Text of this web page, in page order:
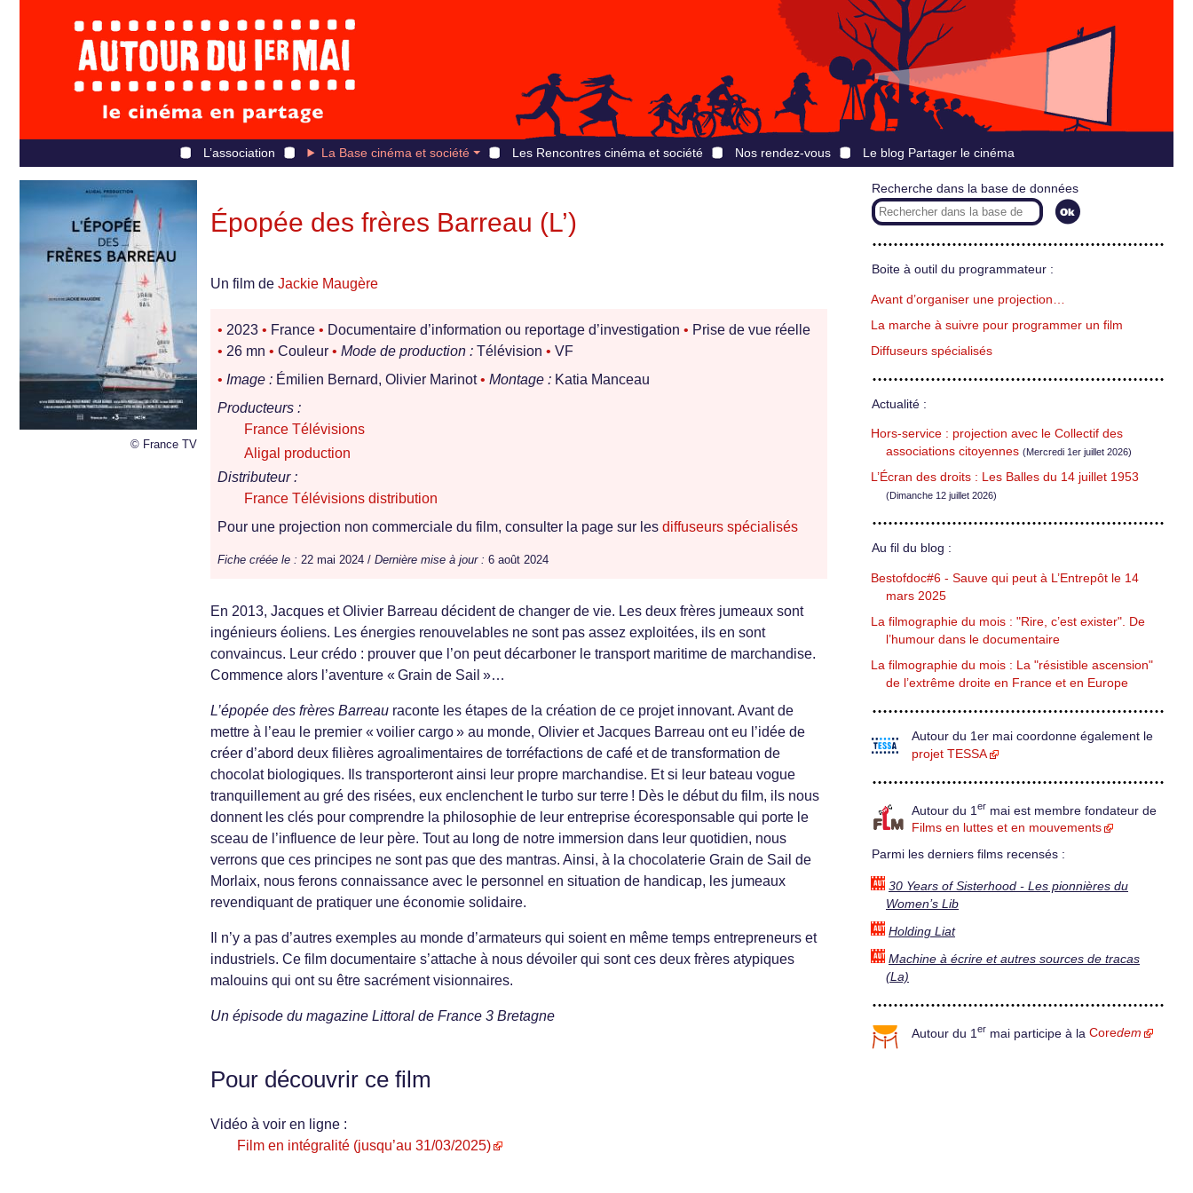
L’association La Base cinéma et société Les Rencontres cinéma et société Nos rendez-vous Le blog Partager le cinéma
© France TV
Épopée des frères Barreau (L’)
Un film de Jackie Maugère
• 2023 • France • Documentaire d’information ou reportage d’investigation • Prise de vue réelle
• 26 mn • Couleur • Mode de production : Télévision • VF
• Image : Émilien Bernard, Olivier Marinot• Montage : Katia Manceau
Producteurs :
France Télévisions
Aligal production
Distributeur :
France Télévisions distribution
Pour une projection non commerciale du film, consulter la page sur les diffuseurs spécialisés
Fiche créée le : 22 mai 2024 / Dernière mise à jour : 6 août 2024
En 2013, Jacques et Olivier Barreau décident de changer de vie. Les deux frères jumeaux sont
ingénieurs éoliens. Les énergies renouvelables ne sont pas assez exploitées, ils en sont
convaincus. Leur crédo : prouver que l’on peut décarboner le transport maritime de marchandise.
Commence alors l’aventure « Grain de Sail »…
L’épopée des frères Barreau raconte les étapes de la création de ce projet innovant. Avant de
mettre à l’eau le premier « voilier cargo » au monde, Olivier et Jacques Barreau ont eu l’idée de
créer d’abord deux filières agroalimentaires de torréfactions de café et de transformation de
chocolat biologiques. Ils transporteront ainsi leur propre marchandise. Et si leur bateau vogue
tranquillement au gré des risées, eux enclenchent le turbo sur terre ! Dès le début du film, ils nous
donnent les clés pour comprendre la philosophie de leur entreprise écoresponsable qui porte le
sceau de l’influence de leur père. Tout au long de notre immersion dans leur quotidien, nous
verrons que ces principes ne sont pas que des mantras. Ainsi, à la chocolaterie Grain de Sail de
Morlaix, nous ferons connaissance avec le personnel en situation de handicap, les jumeaux
revendiquant de pratiquer une économie solidaire.
Il n’y a pas d’autres exemples au monde d’armateurs qui soient en même temps entrepreneurs et
industriels. Ce film documentaire s’attache à nous dévoiler qui sont ces deux frères atypiques
malouins qui ont su être sacrément visionnaires.
Un épisode du magazine Littoral de France 3 Bretagne
Pour découvrir ce film
Vidéo à voir en ligne :
Film en intégralité (jusqu’au 31/03/2025)
Recherche dans la base de données
Boite à outil du programmateur :
Avant d’organiser une projection…
La marche à suivre pour programmer un film
Diffuseurs spécialisés
Actualité :
Hors-service : projection avec le Collectif des
associations citoyennes (Mercredi 1er juillet 2026)
L’Écran des droits : Les Balles du 14 juillet 1953
(Dimanche 12 juillet 2026)
Au fil du blog :
Bestofdoc#6 - Sauve qui peut à L’Entrepôt le 14
mars 2025
La filmographie du mois : "Rire, c’est exister". De
l’humour dans le documentaire
La filmographie du mois : La "résistible ascension"
de l’extrême droite en France et en Europe
Autour du 1er mai coordonne également le
projet TESSA
Autour du 1 er mai est membre fondateur de
Films en luttes et en mouvements
Parmi les derniers films recensés :
30 Years of Sisterhood - Les pionnières du
Women’s Lib
Holding Liat
Machine à écrire et autres sources de tracas
(La)
Autour du 1 er mai participe à la Coredem